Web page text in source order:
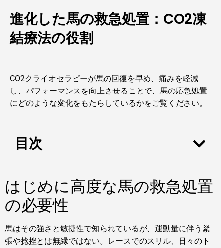
進化した馬の救急処置：CO2凍
結療法の役割
CO2クライオセラピーが馬の回復を早め、痛みを軽減
し、パフォーマンスを向上させることで、馬の応急処置
にどのような変化をもたらしているかをご覧ください。
目次
はじめに高度な馬の救急処置
の必要性
馬はその強さと敏捷性で知られているが、運動量に伴う緊
張や捻挫とは無縁ではない。レースでのスリル、日々のト